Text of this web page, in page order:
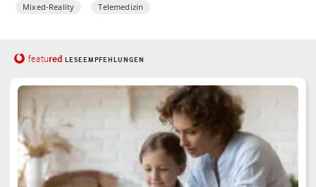
Mixed-Reality Telemedizin
featured LESEEMPFEHLUNGEN